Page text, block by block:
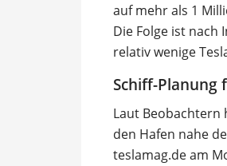
auf mehr als 1
Die Folge ist
relativ wenige
Schiff-Planung
Laut Beobachtern
den Hafen nahe
teslamag.de am